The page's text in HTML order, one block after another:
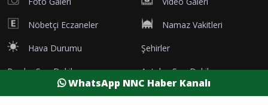
Nöbetçi Eczaneler Namaz Vakitleri
Hava Durumu Şehirler
Burdur Son Dakika Antalya Son Dakika
Afyon Son Dakika Isparta Son Dakika
WhatsApp NNC Haber Kanalı